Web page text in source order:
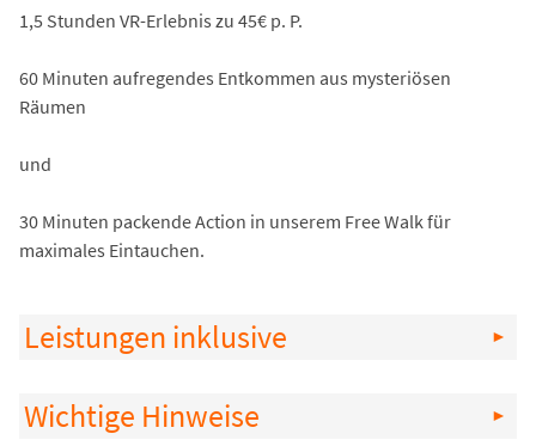
1,5 Stunden VR-Erlebnis zu 45€ p. P.
60 Minuten aufregendes Entkommen aus mysteriösen
Räumen
und
30 Minuten packende Action in unserem Free Walk für
maximales Eintauchen.
Leistungen inklusive
Wichtige Hinweise